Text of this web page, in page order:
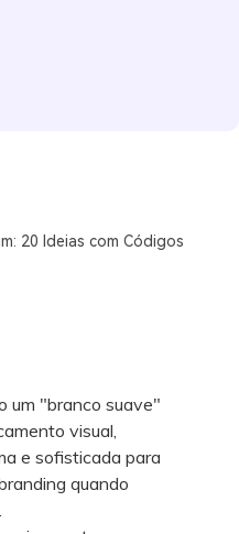
20 Ideias com Códigos
um "branco suave"
visual,
e sofisticada para
quando